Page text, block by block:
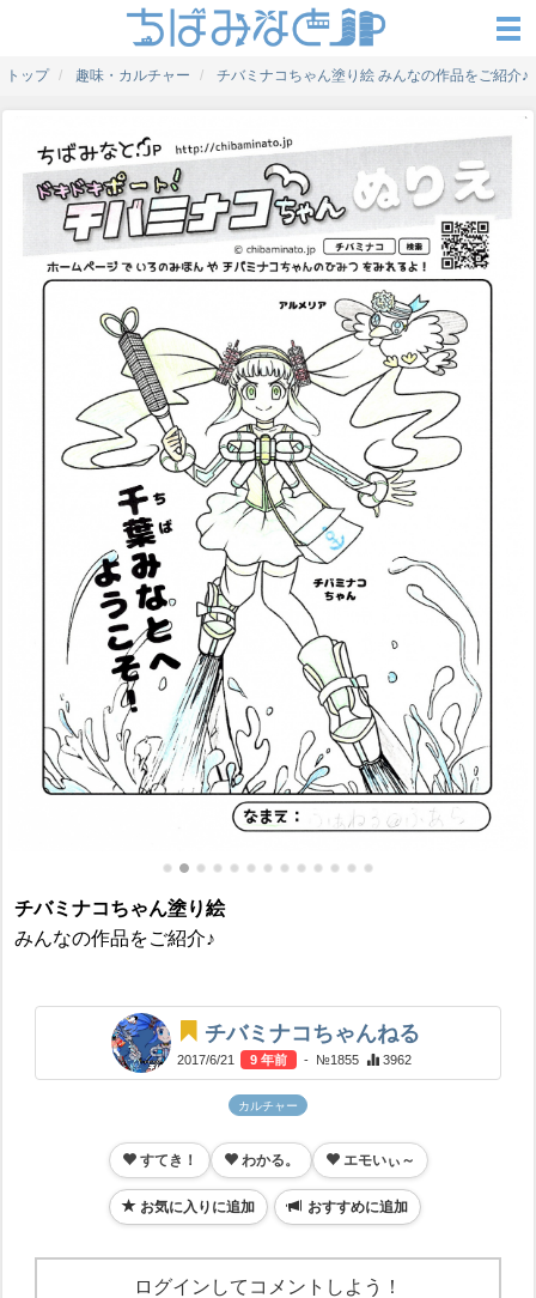
トップ 趣味・カルチャー チバミナコちゃん塗り絵 みんなの作品をご紹介♪
チバミナコちゃん塗り絵
みんなの作品をご紹介♪
チバミナコちゃんねる
2017/6/21 9 年前 - №1855 3962
カルチャー
すてき！ わかる。 エモいぃ～
お気に入りに追加 おすすめに追加
ログインしてコメントしよう！